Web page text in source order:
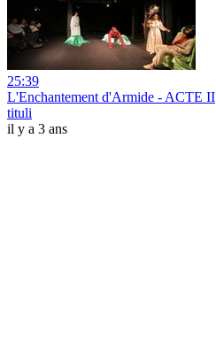
25:39
L'Enchantement d'Armide - ACTE II
tituli
il y a 3 ans